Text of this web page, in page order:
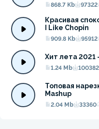
868.7 Kb 97322
Красивая
I Like Chopin
909.8 Kb 95912
Хит лета 2021
1.24 Mb 100382
Топовая
Mashup
2.04 Mb 33360